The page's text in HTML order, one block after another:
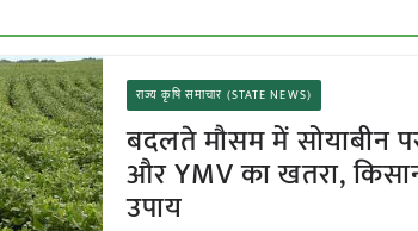
राज्य कृषि समाचार (STATE NEWS)
बदलते मौसम में सोयाबीन
और YMV का खतरा,
उपाय